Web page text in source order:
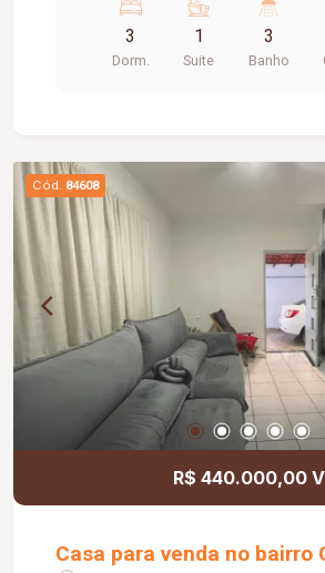
integrada à sala; Lavanderia
vagas de garagem; O condomínio oferece:
Piscina; Área gourmet; Salão de
com marcenaria planejada; Ar-
todos os ambientes; Piso em
Bancadas em granito; Esquadrias
Posição voltada para o sol da
construída de 178,40 m².
3
Dorm.
1
Suite
3
Banho
Cód. 84608
R$ 440.000,00 V
Casa para venda no bairro